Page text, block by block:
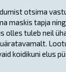
otsima
maskis tapja
olles tuleb neil
koidikuni elus